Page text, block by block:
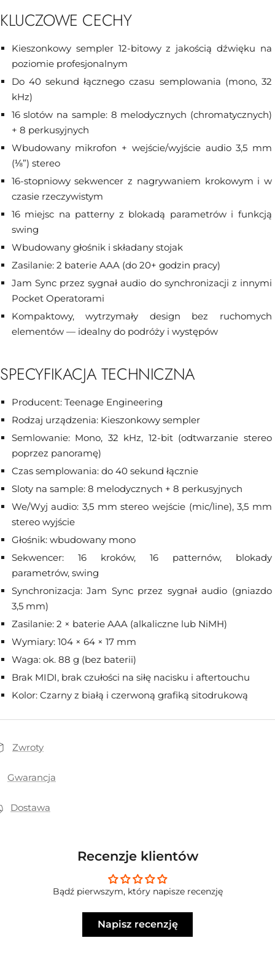
KLUCZOWE CECHY
Kieszonkowy sempler 12-bitowy z jakością dźwięku na
poziomie profesjonalnym
Do 40 sekund łącznego czasu semplowania (mono, 32
kHz)
16 slotów na sample: 8 melodycznych (chromatycznych)
+ 8 perkusyjnych
Wbudowany mikrofon + wejście/wyjście audio 3,5 mm
(⅛”) stereo
16-stopniowy sekwencer z nagrywaniem krokowym i w
czasie rzeczywistym
16 miejsc na patterny z blokadą parametrów i funkcją
swing
Wbudowany głośnik i składany stojak
Zasilanie: 2 baterie AAA (do 20+ godzin pracy)
Jam Sync przez sygnał audio do synchronizacji z innymi
Pocket Operatorami
Kompaktowy, wytrzymały design bez ruchomych
elementów — idealny do podróży i występów
SPECYFIKACJA TECHNICZNA
Producent: Teenage Engineering
Rodzaj urządzenia: Kieszonkowy sempler
Semlowanie: Mono, 32 kHz, 12-bit (odtwarzanie stereo
poprzez panoramę)
Czas semplowania: do 40 sekund łącznie
Sloty na sample: 8 melodycznych + 8 perkusyjnych
We/Wyj audio: 3,5 mm stereo wejście (mic/line), 3,5 mm
stereo wyjście
Głośnik: wbudowany mono
Sekwencer: 16 kroków, 16 patternów, blokady
parametrów, swing
Synchronizacja: Jam Sync przez sygnał audio (gniazdo
3,5 mm)
Zasilanie: 2 × baterie AAA (alkaliczne lub NiMH)
Wymiary: 104 × 64 × 17 mm
Waga: ok. 88 g (bez baterii)
Brak MIDI, brak czułości na siłę nacisku i aftertouchu
Kolor: Czarny z białą i czerwoną grafiką sitodrukową
Zwroty
Gwarancja
Dostawa
Recenzje klientów
Bądź pierwszym, który napisze recenzję
Napisz recenzję